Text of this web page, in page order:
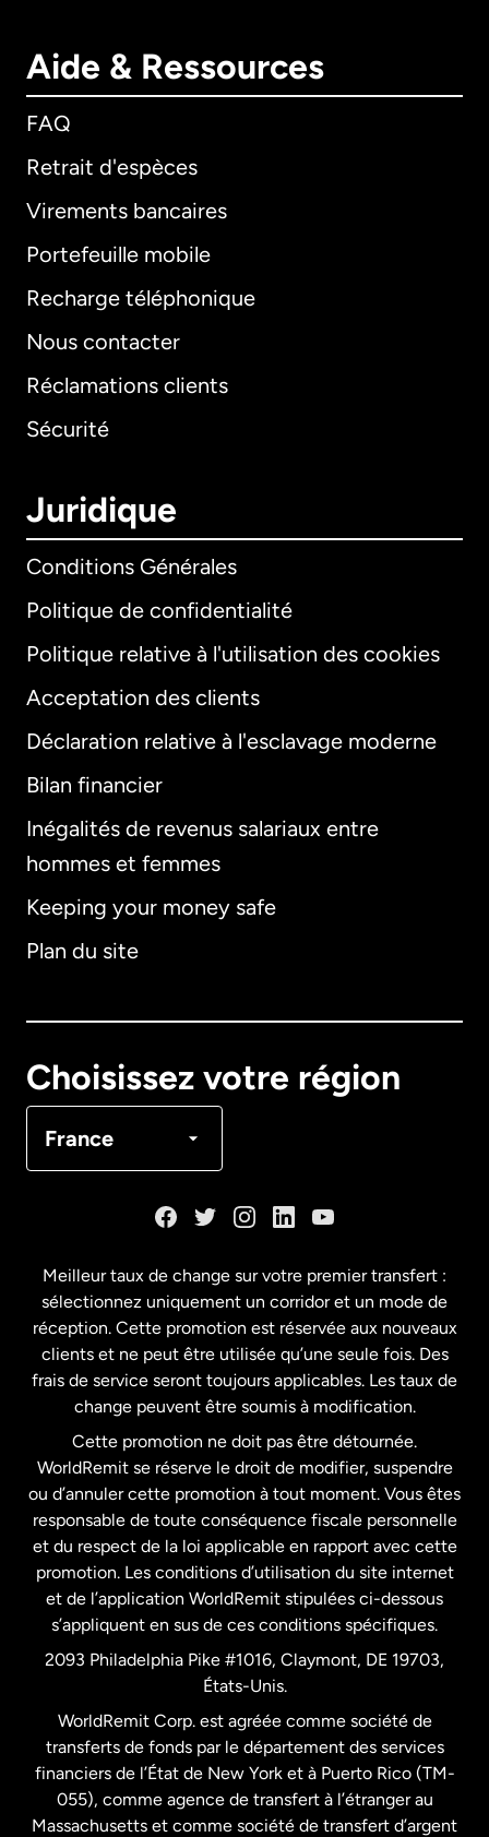
Aide & Ressources
FAQ
Retrait d'espèces
Virements bancaires
Portefeuille mobile
Recharge téléphonique
Nous contacter
Réclamations clients
Sécurité
Juridique
Conditions Générales
Politique de confidentialité
Politique relative à l'utilisation des cookies
Acceptation des clients
Déclaration relative à l'esclavage moderne
Bilan financier
Inégalités de revenus salariaux entre
hommes et femmes
Keeping your money safe
Plan du site
Choisissez votre région
France
International
Allemagne
Français
États-Unis English
États-Unis Español
France
Malaisie
Nouvelle-Zélande
Pays-Bas
Royaume-Uni
Suède
Meilleur taux de change sur votre premier transfert :
sélectionnez uniquement un corridor et un mode de
réception. Cette promotion est réservée aux nouveaux
clients et ne peut être utilisée qu’une seule fois. Des
frais de service seront toujours applicables. Les taux de
change peuvent être soumis à modification.
Cette promotion ne doit pas être détournée.
WorldRemit se réserve le droit de modifier, suspendre
ou d’annuler cette promotion à tout moment. Vous êtes
responsable de toute conséquence fiscale personnelle
et du respect de la loi applicable en rapport avec cette
promotion. Les conditions d’utilisation du site internet
et de l’application WorldRemit stipulées ci-dessous
s’appliquent en sus de ces conditions spécifiques.
2093 Philadelphia Pike #1016, Claymont, DE 19703,
États-Unis.
WorldRemit Corp. est agréée comme société de
transferts de fonds par le département des services
financiers de l’État de New York et à Puerto Rico (TM-
055), comme agence de transfert à l’étranger au
Massachusetts et comme société de transfert d’argent